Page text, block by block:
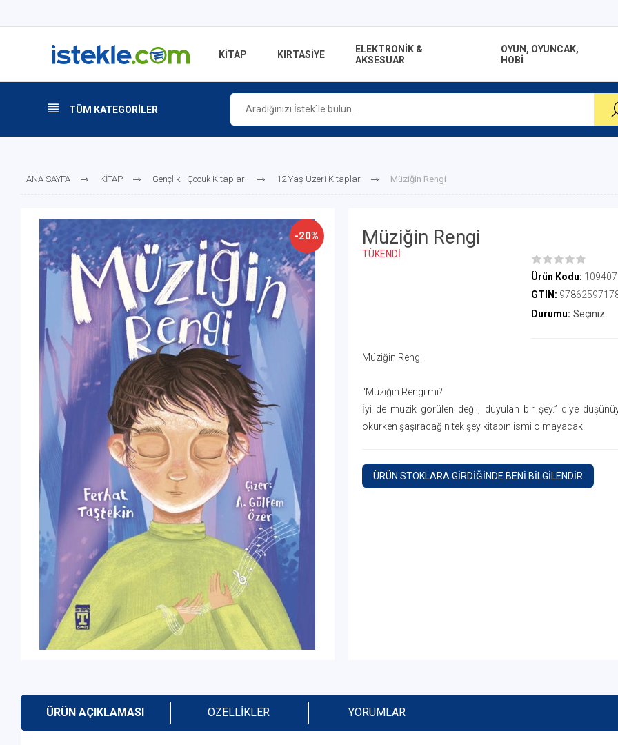
KİTAP KIRTASİYE
ELEKTRONİK &
AKSESUAR
OYUN, OYUNCAK,
HOBİ
TÜM KATEGORİLER
ANA SAYFA KİTAP Gençlik - Çocuk Kitapları 12 Yaş Üzeri Kitaplar Müziğin Rengi
-20% Müziğin Rengi
TÜKENDİ
Ürün Kodu: 109407
GTIN:
Durumu: Seçiniz
Müziğin Rengi
“Müziğin Rengi mi?
İyi de müzik görülen değil, duyulan bir şey.” diye
okurken şaşıracağın tek şey kitabın ismi olmayacak.
ÜRÜN STOKLARA GİRDİĞİNDE BENİ BİLGİLENDİR
ÜRÜN AÇIKLAMASI ÖZELLIKLER YORUMLAR